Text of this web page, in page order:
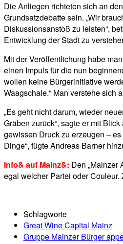
Die Anliegen richteten sich an
Grundsatzdebatte sein. „Wir
Diskussionsanstoß zu leisten“,
Entwicklung der Stadt zu
Mit der Veröffentlichung habe
einen Impuls für die nun
wollen keine Bürgerinitiative
Waagschale.“ Man verstehe sich
„Es geht nicht darum, wieder
Gräben zurück“, sagte er mit
gewissen Druck zu erzeugen –
Dinge“, fügte Andreas Barner
Info& auf Mainz&: Den „Mainzer
egal welcher Partei oder
Schlagworte
Great Wine Capital Mainz
Gruppe Mainzer Bürger